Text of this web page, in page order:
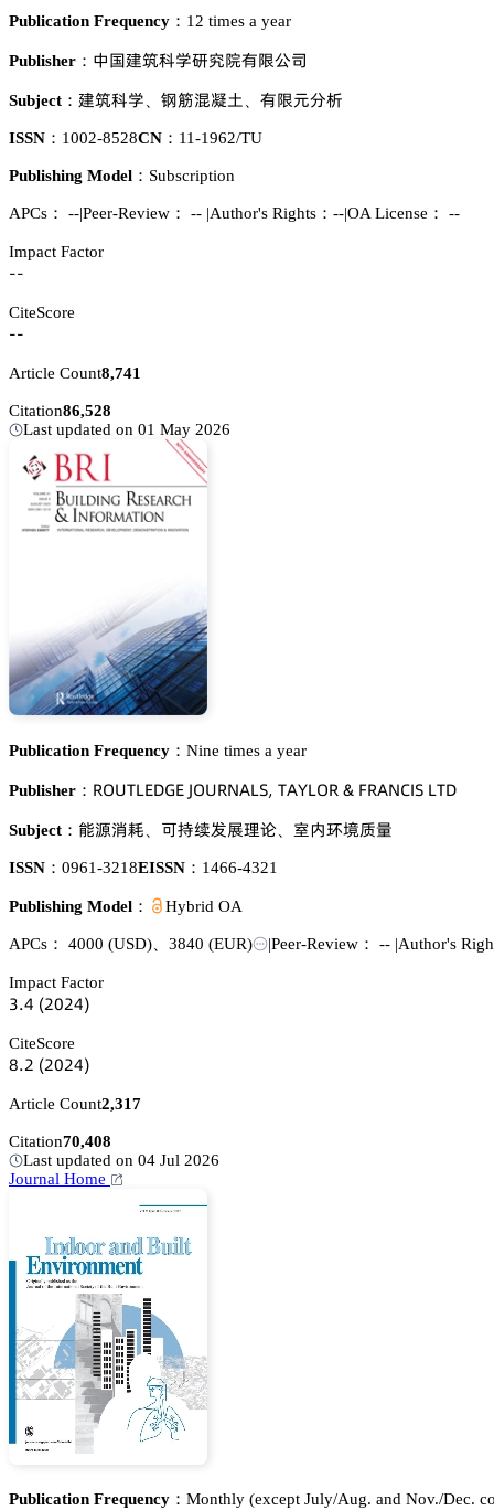
Publication Frequency： 12 times a year
Publisher： 瘼孢艰軛涛惒簾䘠蹡犲鶺赤瞢
Subject： 艰軛涛惒 愕㖄髨㧦浰 犲鶺炌湿郪
ISSN： 1002-8528CN： 11-1962/TU
Publishing Model： Subscription
APCs： --|Peer-Review： -- |Author's Rights：--|OA License： --
Impact Factor
--
CiteScore
--
Article Count8,741
Citation86,528
Last updated on 01 May 2026
Publication Frequency： Nine times a year
Publisher： 葤鵣侶穫欄乊枀佥乊 嗧鵣侶葤沟嵻欄偌, 穫嵻巨欄鵣葤 & 彦葤嵻沟。喊偌 欄穫枀
Subject： 㮝㡤螴鏕 㐍礹鈖䖵瑼曍彄 㬎鱔乯垾魉䪆
ISSN： 0961-3218EISSN： 1466-4321
Publishing Model： Hybrid OA
APCs： 4000 (USD) 3840 (EUR) |Peer-Review： -- |Author's
Impact Factor
杚.鋺 (缗蔡缗鋺)
CiteScore
躭.缗 (缗蔡缗鋺)
Article Count2,317
Citation70,408
Last updated on 04 Jul 2026
Journal Home
Publication Frequency： Monthly (except July/Aug. and Nov./Dec.